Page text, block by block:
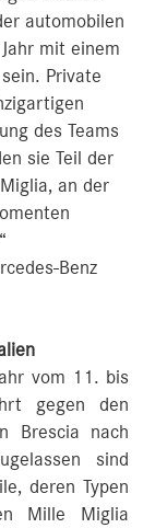
automobilen
mit einem
Private
des Teams
sie Teil der
an der
Benz
vom 11. bis
gegen den
Brescia nach
sind
deren Typen
Mille Miglia